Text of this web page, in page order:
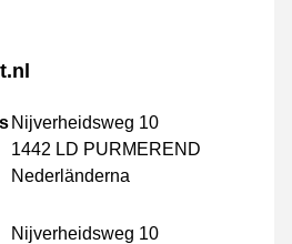
Nijverheidsweg 10
1442 LD PURMEREND
Nederländerna
Nijverheidsweg 10